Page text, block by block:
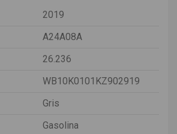
2019
A24A08A
26.236
WB10K0101KZ902919
Gris
Gasolina